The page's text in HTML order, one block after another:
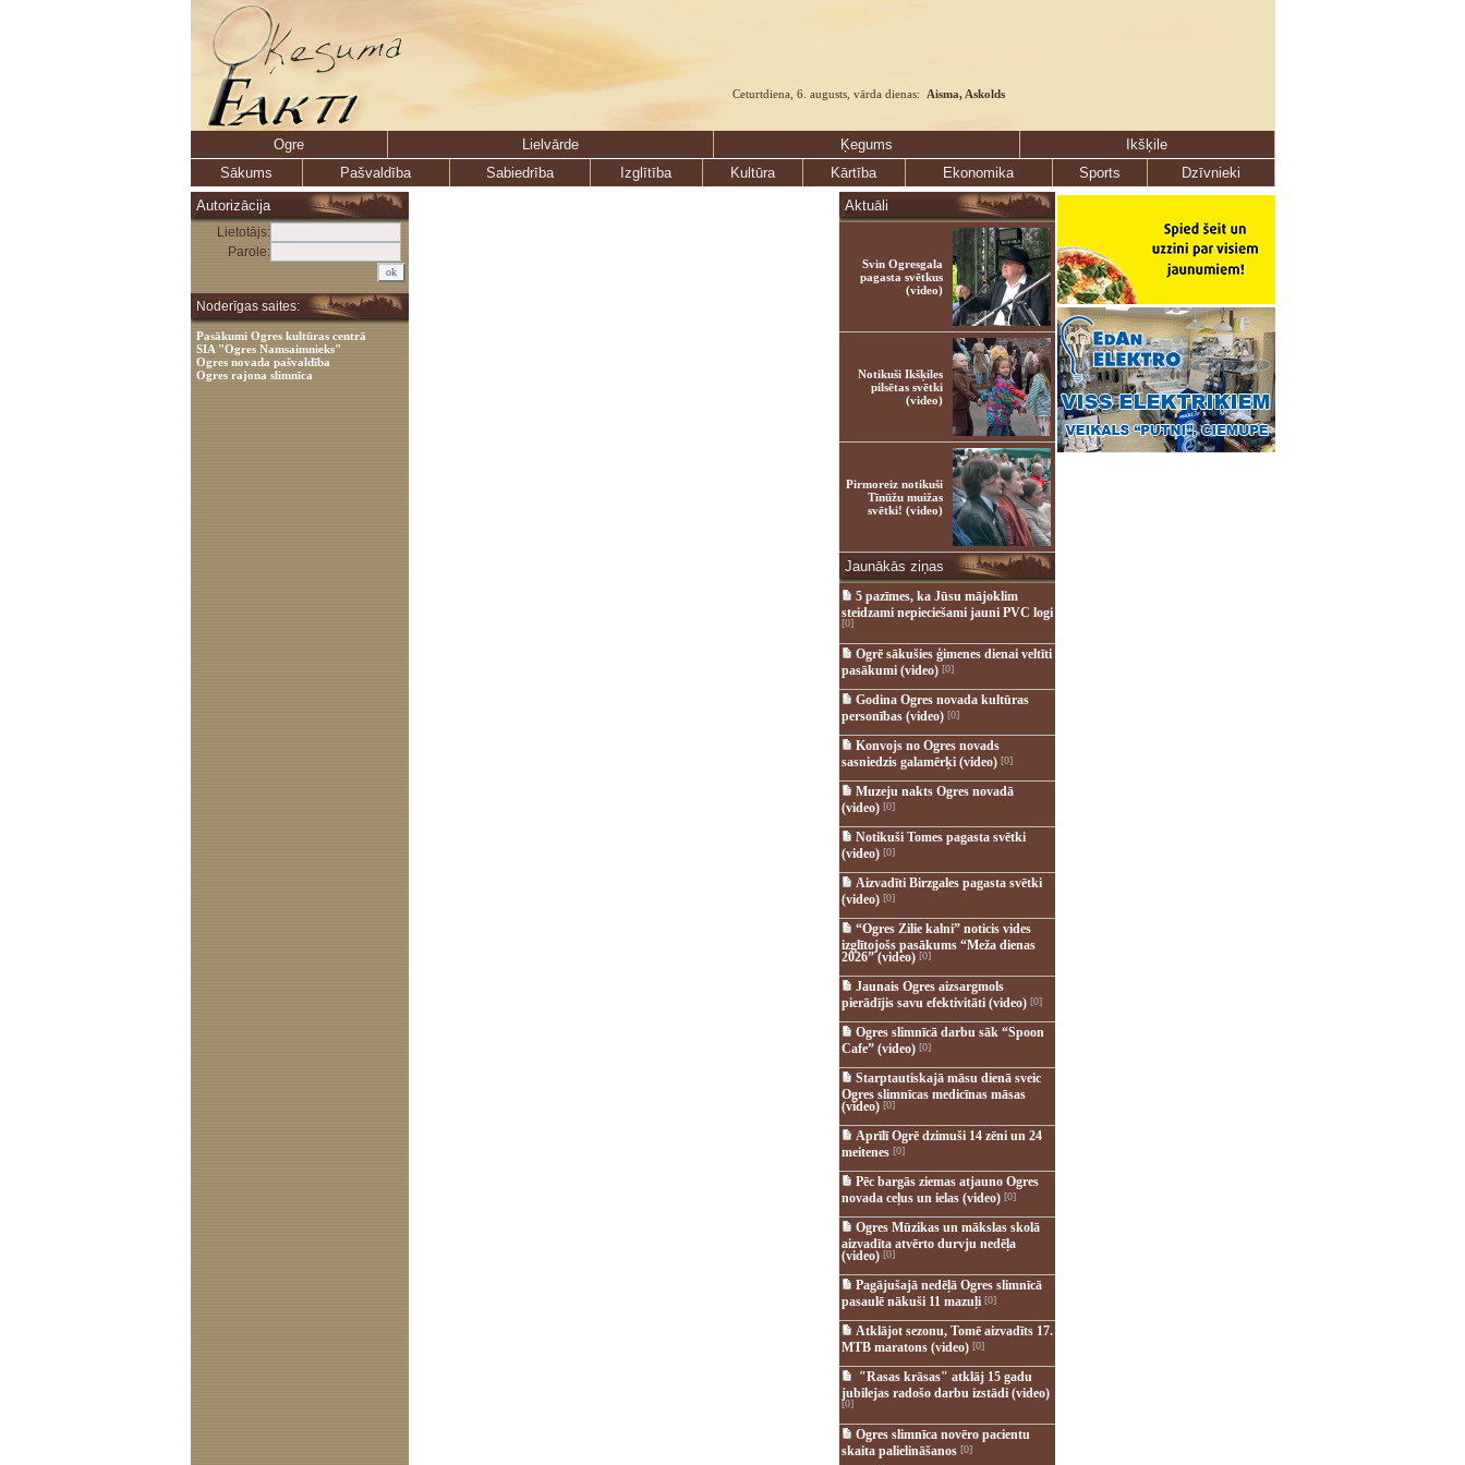
Ceturtdiena, 6. augusts, vārda dienas: Aisma, Askolds
Ogre Lielvārde Ķegums
Ikšķile
Sākums
Pašvaldība Sabiedrība Izglītība Kultūra Kārtība Ekonomika Sports
Dzīvnieki
Autorizācija
Lietotājs:
Parole:
Noderīgas saites:
Pasākumi Ogres kultūras centrā
SIA "Ogres Namsaimnieks"
Ogres novada pašvaldība
Ogres rajona slimnīca
Aktuāli
Svin Ogresgala
pagasta svētkus
(video)
Notikuši Ikšķiles
pilsētas svētki
(video)
Pirmoreiz notikuši
Tīnūžu muižas
svētki! (video)
Jaunākās ziņas
5 pazīmes, ka Jūsu mājoklim
steidzami nepieciešami jauni PVC logi
[0]
Ogrē sākušies ģimenes dienai veltīti
pasākumi (video)[0]
Godina Ogres novada kultūras
personības (video)[0]
Konvojs no Ogres novads
sasniedzis galamērķi (video)[0]
Muzeju nakts Ogres novadā
(video)[0]
Notikuši Tomes pagasta svētki
(video)[0]
Aizvadīti Birzgales pagasta svētki
(video)[0]
“Ogres Zilie kalni” noticis vides
izglītojošs pasākums “Meža dienas
2026” (video)[0]
Jaunais Ogres aizsargmols
pierādījis savu efektivitāti (video)[0]
Ogres slimnīcā darbu sāk “Spoon
Cafe” (video)[0]
Starptautiskajā māsu dienā sveic
Ogres slimnīcas medicīnas māsas
(video)[0]
Aprīlī Ogrē dzimuši 14 zēni un 24
meitenes [0]
Pēc bargās ziemas atjauno Ogres
novada ceļus un ielas (video)[0]
Ogres Mūzikas un mākslas skolā
aizvadīta atvērto durvju nedēļa
(video)[0]
Pagājušajā nedēļā Ogres slimnīcā
pasaulē nākuši 11 mazuļi[0]
Atklājot sezonu, Tomē aizvadīts 17.
MTB maratons (video)[0]
"Rasas krāsas" atklāj 15 gadu
jubilejas radošo darbu izstādi (video)
[0]
Ogres slimnīca novēro pacientu
skaita palielināšanos [0]